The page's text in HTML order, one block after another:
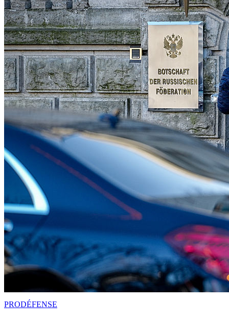
PRODÉFENSE